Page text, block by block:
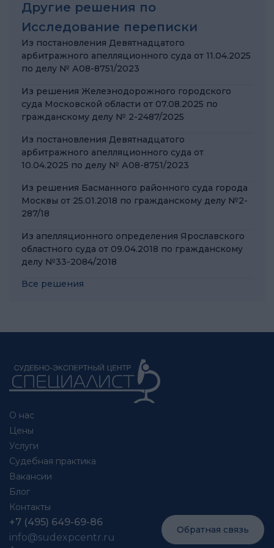
Другие решения по
Исследование переписки
Из постановления Девятнадцатого
арбитражного апелляционного суда от 11.04.2025
по делу № А08-8751/2023
Из решения Железнодорожного городского
суда Московской области от 07.08.2025 по
гражданскому делу № 2-2487/2025
Из постановления Девятнадцатого
арбитражного апелляционного суда от
10.04.2025 по делу № А08-8751/2023
Из решения Басманного районного суда города
Москвы от 25.01.2018 по гражданскому делу №2-
287/18
Из апелляционного определения Ярославского
областного суда от 09.04.2018 по гражданскому
делу №33-2084/2018
Все решения
О нас
Цены
Услуги
Судебная практика
Вакансии
Блог
Контакты
+7 (495) 649-69-86
info@sudexpcentr.ru
Обратная связь